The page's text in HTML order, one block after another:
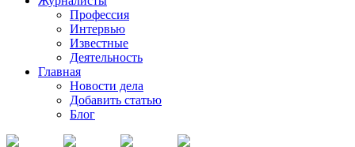
Профессия
Интервью
Известные
Деятельность
Главная
Новости дела
Добавить статью
Блог